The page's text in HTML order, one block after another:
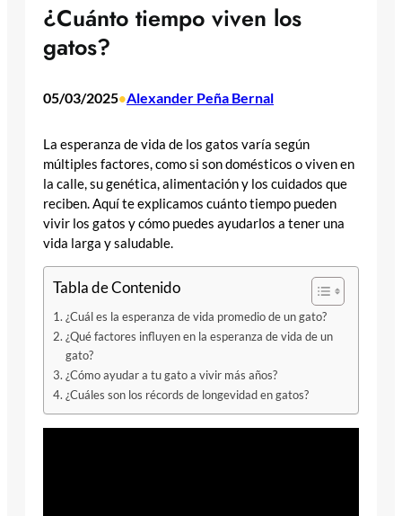
¿Cuánto tiempo viven los
gatos?
05/03/2025•Alexander Peña Bernal
La esperanza de vida de los gatos varía según
múltiples factores, como si son domésticos o viven en
la calle, su genética, alimentación y los cuidados que
reciben. Aquí te explicamos cuánto tiempo pueden
vivir los gatos y cómo puedes ayudarlos a tener una
vida larga y saludable.
Tabla de Contenido
¿Cuál es la esperanza de vida promedio de un gato?
¿Qué factores influyen en la esperanza de vida de un
gato?
¿Cómo ayudar a tu gato a vivir más años?
¿Cuáles son los récords de longevidad en gatos?